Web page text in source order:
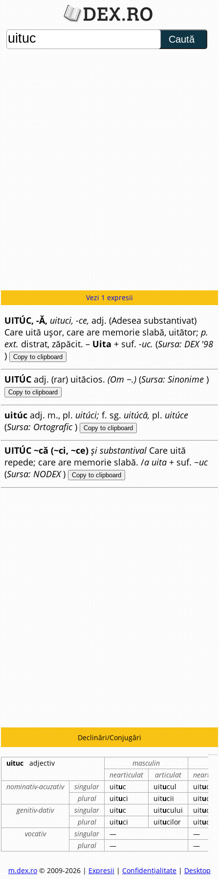
Caută
Vezi 1 expresii
UITÚC, -Ă, uituci, -ce, adj. (Adesea substantivat)
Care uită ușor, care are memorie slabă, uitător;p.
ext. distrat, zăpăcit. – Uita + suf.-uc. (Sursa: DEX '98
) Copy to clipboard
UITÚC adj. (rar) uităcios.(Om ~.) (Sursa: Sinonime )
Copy to clipboard
uitúc adj. m., pl. uitúci; f. sg. uitúcă, pl. uitúce
(Sursa: Ortografic ) Copy to clipboard
UITÚC ~că (~ci, ~ce) și substantival Care uită
repede; care are memorie slabă. /a uita + suf. ~uc
(Sursa: NODEX) Copy to clipboard
Declinări/Conjugări
uituc adjectiv masculin
nearticulat
articulat
nominativ-acuzativ
singular uituc uitucul uitucă
plural
uituci uitucii uituce
genitiv-dativ
singular uituc uitucului uituce
plural
uituci uitucilor uituce
vocativ
singular —
—
plural
— —
m.dex.ro© 2009-2026 | Expresii | Confidențialitate| Desktop